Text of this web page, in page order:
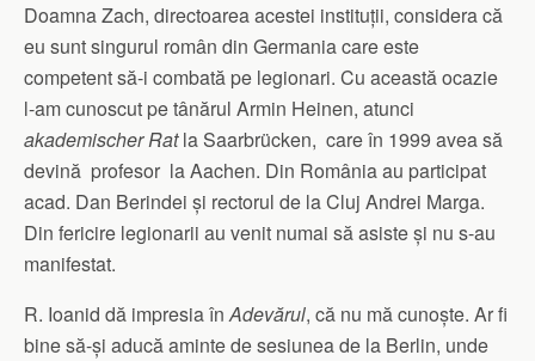
Doamna Zach, directoarea acestei instituții, considera că
eu sunt singurul român din Germania care este
competent să-i combată pe legionari. Cu această ocazie
l-am cunoscut pe tânărul Armin Heinen, atunci
akademischer Ratla Saarbrücken, care în 1999 avea să
devină profesor la Aachen. Din România au participat
acad. Dan Berindei și rectorul de la Cluj Andrei Marga.
Din fericire legionarii au venit numai să asiste și nu s-au
manifestat.
R. Ioanid dă impresia înAdevărul, că nu mă cunoște. Ar fi
bine să-și aducă aminte de sesiunea de la Berlin, unde